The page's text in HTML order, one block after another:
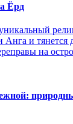
Ёрд
Анга и тянется
на